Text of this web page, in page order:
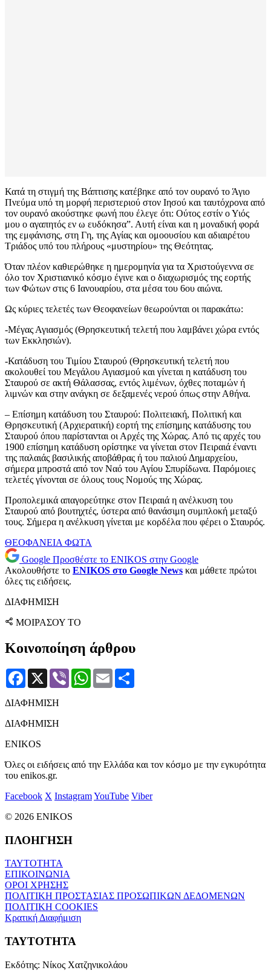
Κατά τη στιγμή της Βάπτισης κατέβηκε από τον ουρανό το Άγιο
Πνεύμα υπό τη μορφή περιστεριού στον Ιησού και ταυτόχρονα από
τον ουρανό ακούστηκε φωνή που έλεγε ότι: Ούτος εστίν ο Υιός
μου ο αγαπητός εν ω ευδόκησα”. Αυτή είναι και η μοναδική φορά
της εμφάνισης, στη Γη, της Αγίας και ομοουσίου και αδιαιρέτου
Τριάδος υπό του πλήρους «μυστηρίου» της Θεότητας.
Όταν πλέον καθιερώθηκε η ημερομηνία για τα Χριστούγεννα σε
όλο τον Χριστιανικό κόσμο έγινε και ο διαχωρισμός της εορτής
των Φώτων στις 6 Ιανουαρίου, στα μέσα του 6ου αιώνα.
Ως κύριες τελετές των Θεοφανείων θεωρούνται οι παρακάτω:
-Μέγας Αγιασμός (Θρησκευτική τελετή που λαμβάνει χώρα εντός
των Εκκλησιών).
-Κατάδυση του Τιμίου Σταυρού (Θρησκευτική τελετή που
ακολουθεί του Μεγάλου Αγιασμού και γίνεται η κατάδυση του
Σταυρού σε ακτή Θάλασσας, εντός λιμένων, όχθες ποταμών ή
λιμνών και στην ανάγκη σε δεξαμενές νερού όπως στην Αθήνα.
– Επίσημη κατάδυση του Σταυρού: Πολιτειακή, Πολιτική και
Θρησκευτική (Αρχιερατική) εορτή της επίσημης κατάδυσης του
Σταυρού όπου παρίστανται οι Αρχές της Χώρας. Από τις αρχές του
1900 επίσημη κατάδυση ορίστηκε να γίνεται στον Πειραιά έναντι
της παλαιάς βασιλικής αποβάθρας ή του παλιού Δημαρχείου,
σήμερα μπροστά από τον Ναό του Αγίου Σπυρίδωνα. Παρόμοιες
τελετές γίνονται σε όλους τους Νομούς της Χώρας.
Προπολεμικά απαγορεύτηκε στον Πειραιά η ανέλκυση του
Σταυρού από βουτηχτές, ύστερα από θανάσιμη συμπλοκή μεταξύ
τους. Σήμερα η ανέλκυση γίνεται με κορδέλα που φέρει ο Σταυρός.
ΘΕΟΦΑΝΕΙΑ ΦΩΤΑ
Google Προσθέστε το ENIKOS στην Google
Ακολουθήστε το ENIKOS στο Google News και μάθετε πρώτοι
όλες τις ειδήσεις.
ΔΙΑΦΗΜΙΣΗ
ΜΟΙΡΑΣΟΥ ΤΟ
Κοινοποίηση άρθρου
Facebook
X Viber WhatsApp
Email
ΔΙΑΦΗΜΙΣΗ
ΔΙΑΦΗΜΙΣΗ
ENIKOS
Όλες οι ειδήσεις από την Ελλάδα και τον κόσμο με την εγκυρότητα
του enikos.gr.
Facebook X InstagramYouTube Viber
© 2026 ENIKOS
ΠΛΟΗΓΗΣΗ
ΤΑΥΤΟΤΗΤΑ
ΕΠΙΚΟΙΝΩΝΙΑ
ΟΡΟΙ ΧΡΗΣΗΣ
ΠΟΛΙΤΙΚΗ ΠΡΟΣΤΑΣΙΑΣ ΠΡΟΣΩΠΙΚΩΝ ΔΕΔΟΜΕΝΩΝ
ΠΟΛΙΤΙΚΗ COOKIES
Κρατική Διαφήμιση
ΤΑΥΤΟΤΗΤΑ
Εκδότης: Νίκος Χατζηνικολάου